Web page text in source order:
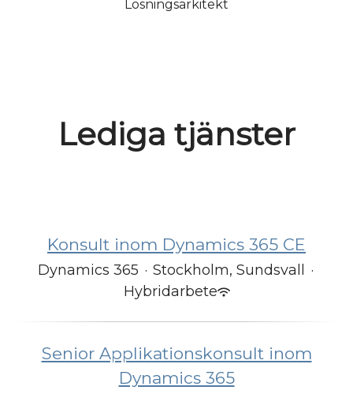
Lösningsarkitekt
Lediga tjänster
Konsult inom Dynamics 365 CE
Dynamics 365 · Stockholm, Sundsvall
·
Hybridarbete
Senior Applikationskonsult inom
Dynamics 365